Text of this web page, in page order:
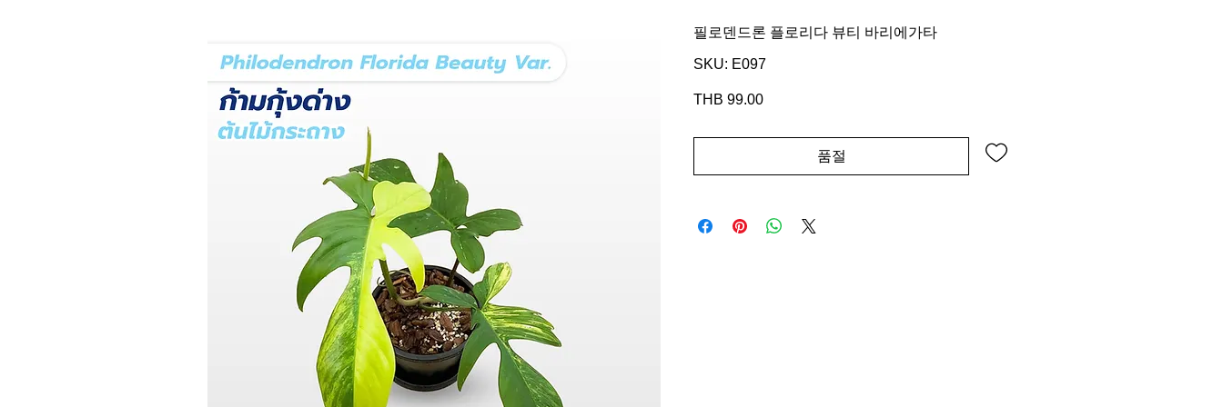
필로덴드론 플로리다 뷰티 바리에가타
SKU: E097
THB 99.00가
품절